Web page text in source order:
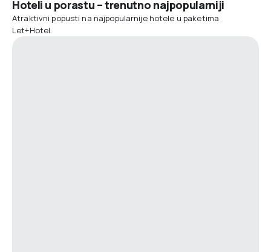
Hoteli u porastu – trenutno najpopularniji
Atraktivni popusti na najpopularnije hotele u paketima
Let+Hotel.